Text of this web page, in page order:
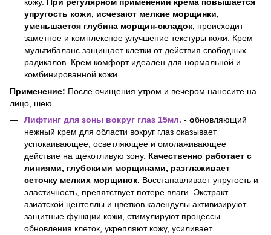
упругость кожи, исчезают мелкие морщинки,
уменьшается глубина морщин-складок, происходит
заметное и комплексное улучшение текстуры кожи. Крем
мультибаланс защищает клетки от действия свободных
радикалов. Крем комфорт идеален для нормальной и
комбинированной кожи.
Применение: После очищения утром и вечером нанесите на
лицо, шею.
Лифтинг для зоны вокруг глаз 15мл. - обновляющий
нежный крем для области вокруг глаз оказывает
успокаивающее, осветляющее и омолаживающее
действие на щекотливую зону. Качественно работает с
линиями, глубокими морщинами, разглаживает
сеточку мелких морщинок. Восстанавливает упругость и
эластичность, препятствует потере влаги. Экстракт
азиатской центеллы и цветков календулы активизируют
защитные функции кожи, стимулируют процессы
обновления клеток, укрепляют кожу, усиливает